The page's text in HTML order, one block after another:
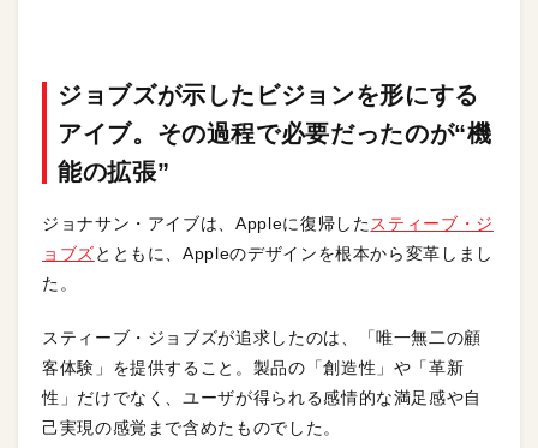
ジョブズが示したビジョンを形にする
アイブ。その過程で必要だったのが“機
能の拡張”
ジョナサン・アイブは、Appleに復帰したスティーブ・ジ
ョブズとともに、Appleのデザインを根本から変革しまし
た。
スティーブ・ジョブズが追求したのは、「唯一無二の顧
客体験」を提供すること。製品の「創造性」や「革新
性」だけでなく、ユーザが得られる感情的な満足感や自
己実現の感覚まで含めたものでした。